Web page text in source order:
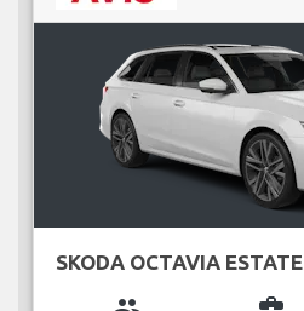
SKODA OCTAVIA ESTATE